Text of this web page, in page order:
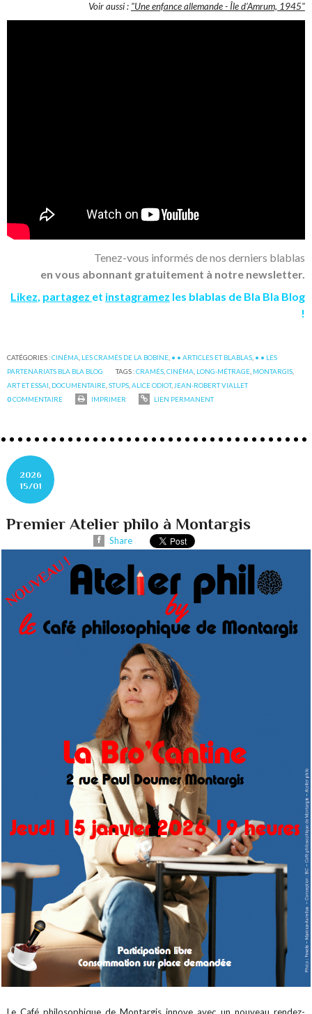
Voir aussi : "Une enfance allemande - Île d’Amrum, 1945"
Tenez-vous informés de nos derniers blablas
en vous abonnant gratuitement à notre newsletter.
Likez, partagez et instagramez les blablas de Bla Bla Blog
!
CATÉGORIES :CINÉMA LES CRAMÉS DE LA BOBINE • • ARTICLES ET BLABLAS • • LES
PARTENARIATS BLA BLA BLOG
TAGS :CRAMÉS ,CINÉMA LONG-MÉTRAGE MONTARGIS
ART ET ESSAI DOCUMENTAIRE ,STUPS ,ALICE ODIOT, JEAN-ROBERT VIALLET
0COMMENTAIRE IMPRIMER LIEN PERMANENT
2026
15/01
Premier Atelier philo à Montargis
Share